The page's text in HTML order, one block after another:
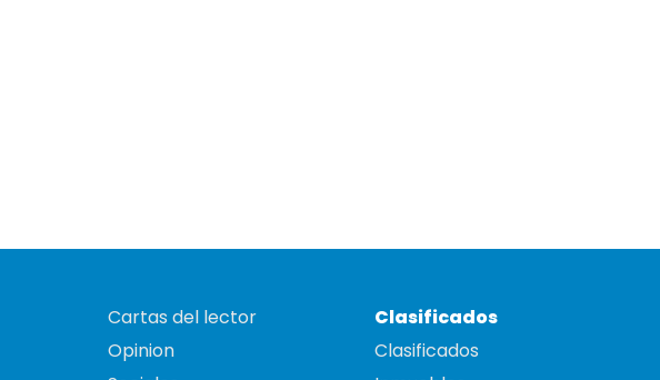
Cartas del lector
Opinion
Clasificados
Clasificados